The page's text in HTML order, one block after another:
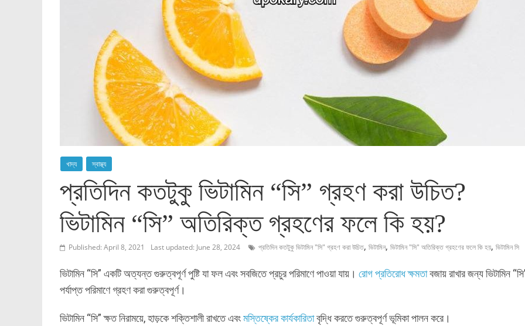
খাদ্য স্বাস্থ্য
প্রতিদিন কতটুকু ভিটামিন “সি” গ্রহণ করা উচিত?
ভিটামিন “সি” অতিরিক্ত গ্রহণের ফলে কি হয়?
Published: April 8, 2021 Last updated: June 28, 2024 প্রতিদিন কতটুকু ভিটামিন "সি" গ্রহণ করা উচিত, ভিটামিন, ভিটামিন "সি" অতিরিক্ত গ্রহণের ফলে কি হয়, ভিটামিন সি
ভিটামিন “সি” একটি অত্যন্ত গুরুত্বপূর্ণ পুষ্টি যা ফল এবং সবজিতে প্রচুর পরিমাণে পাওয়া যায়। রোগ প্রতিরোধ ক্ষমতাবজায় রাখার জন্য ভিটামিন
পর্যাপ্ত পরিমাণে গ্রহণ করা গুরুত্বপূর্ণ।
ভিটামিন “সি” ক্ষত নিরাময়ে, হাড়কে শক্তিশালী রাখতে এবংমস্তিষ্কের কার্যকারিতাবৃদ্ধি করতে গুরুত্বপূর্ণ ভূমিকা পালন করে।